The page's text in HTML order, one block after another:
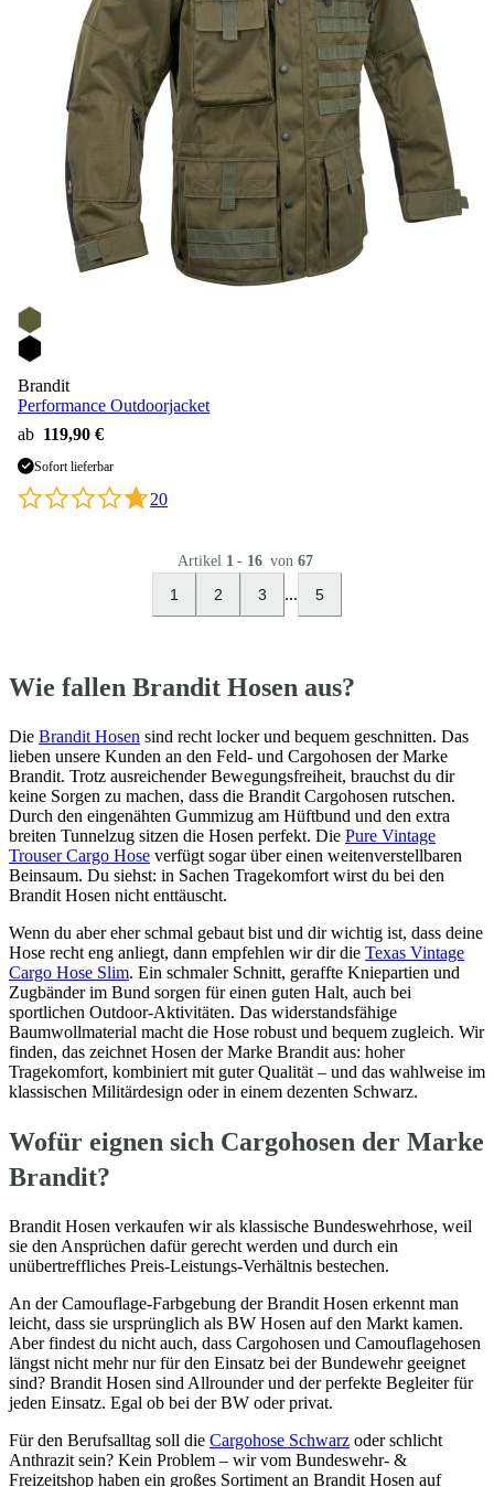
Brandit
Performance Outdoorjacket
ab 119,90 €
Sofort lieferbar
20
Artikel 1 - 16 von 67
1 2 3 ... 5
Wie fallen Brandit Hosen aus?
Die Brandit Hosen sind recht locker und bequem geschnitten. Das
lieben unsere Kunden an den Feld- und Cargohosen der Marke
Brandit. Trotz ausreichender Bewegungsfreiheit, brauchst du dir
keine Sorgen zu machen, dass die Brandit Cargohosen rutschen.
Durch den eingenähten Gummizug am Hüftbund und den extra
breiten Tunnelzug sitzen die Hosen perfekt. Die Pure Vintage
Trouser Cargo Hose verfügt sogar über einen weitenverstellbaren
Beinsaum. Du siehst: in Sachen Tragekomfort wirst du bei den
Brandit Hosen nicht enttäuscht.
Wenn du aber eher schmal gebaut bist und dir wichtig ist, dass deine
Hose recht eng anliegt, dann empfehlen wir dir die Texas Vintage
Cargo Hose Slim. Ein schmaler Schnitt, geraffte Kniepartien und
Zugbänder im Bund sorgen für einen guten Halt, auch bei
sportlichen Outdoor-Aktivitäten. Das widerstandsfähige
Baumwollmaterial macht die Hose robust und bequem zugleich. Wir
finden, das zeichnet Hosen der Marke Brandit aus: hoher
Tragekomfort, kombiniert mit guter Qualität – und das wahlweise im
klassischen Militärdesign oder in einem dezenten Schwarz.
Wofür eignen sich Cargohosen der Marke
Brandit?
Brandit Hosen verkaufen wir als klassische Bundeswehrhose, weil
sie den Ansprüchen dafür gerecht werden und durch ein
unübertreffliches Preis-Leistungs-Verhältnis bestechen.
An der Camouflage-Farbgebung der Brandit Hosen erkennt man
leicht, dass sie ursprünglich als BW Hosen auf den Markt kamen.
Aber findest du nicht auch, dass Cargohosen und Camouflagehosen
längst nicht mehr nur für den Einsatz bei der Bundewehr geeignet
sind? Brandit Hosen sind Allrounder und der perfekte Begleiter für
jeden Einsatz. Egal ob bei der BW oder privat.
Für den Berufsalltag soll die Cargohose Schwarz oder schlicht
Anthrazit sein? Kein Problem – wir vom Bundeswehr- &
Freizeitshop haben ein großes Sortiment an Brandit Hosen auf